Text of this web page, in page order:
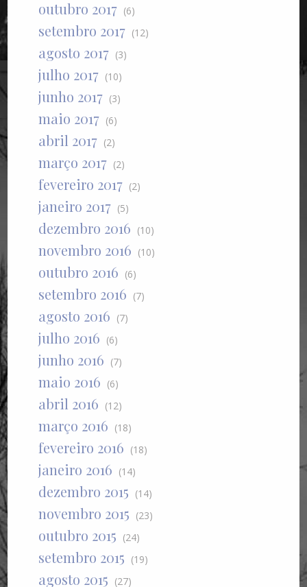
outubro 2017 (6)
setembro 2017 (12)
agosto 2017 (3)
julho 2017 (10)
junho 2017 (3)
maio 2017 (6)
abril 2017 (2)
março 2017 (2)
fevereiro 2017 (2)
janeiro 2017 (5)
dezembro 2016 (10)
novembro 2016 (10)
outubro 2016 (6)
setembro 2016 (7)
agosto 2016 (7)
julho 2016 (6)
junho 2016 (7)
maio 2016 (6)
abril 2016 (12)
março 2016 (18)
fevereiro 2016 (18)
janeiro 2016 (14)
dezembro 2015 (14)
novembro 2015 (23)
outubro 2015 (24)
setembro 2015 (19)
agosto 2015 (27)